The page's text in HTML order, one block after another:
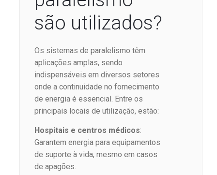
são utilizados?
Os sistemas de paralelismo têm
aplicações amplas, sendo
indispensáveis em diversos setores
onde a continuidade no fornecimento
de energia é essencial. Entre os
principais locais de utilização, estão:
Hospitais e centros médicos:
Garantem energia para equipamentos
de suporte à vida, mesmo em casos
de apagões.